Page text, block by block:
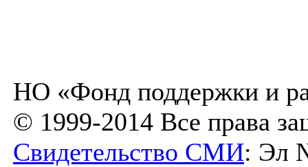
НО «Фонд поддержки и
© 1999-2014 Все права
Свидетельство СМИ: Эл